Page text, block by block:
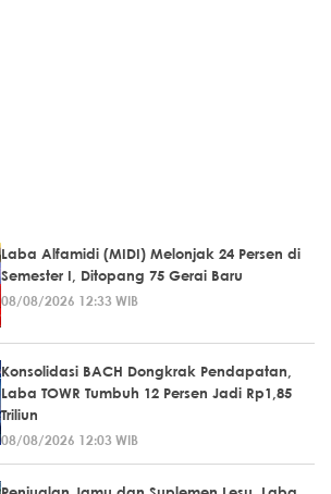
Laba Alfamidi (MIDI) Melonjak 24 Persen di
Semester I, Ditopang 75 Gerai Baru
08/08/2026 12:33 WIB
Konsolidasi BACH Dongkrak Pendapatan,
Laba TOWR Tumbuh 12 Persen Jadi Rp1,85
Triliun
08/08/2026 12:03 WIB